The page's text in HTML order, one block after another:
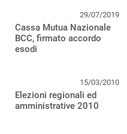
29/07/2019
Cassa Mutua Nazionale
BCC, firmato accordo
esodi
15/03/2010
Elezioni regionali ed
amministrative 2010